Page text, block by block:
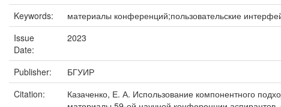
Keywords:
материалы конференций;пользовательские
Issue
Date:
2023
Publisher:
БГУИР
Citation:
Казаченко, Е. А. Использование компонентного